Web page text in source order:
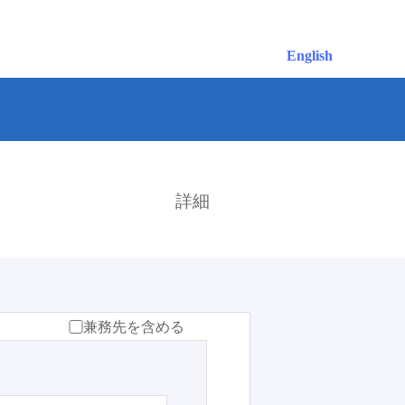
English
詳細
兼務先を含める